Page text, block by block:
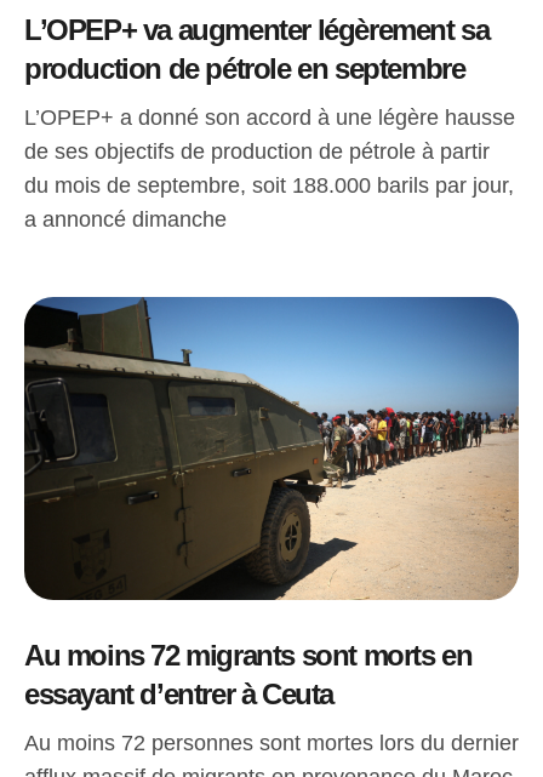
L’OPEP+ va augmenter légèrement sa
production de pétrole en septembre
L’OPEP+ a donné son accord à une légère hausse
de ses objectifs de production de pétrole à partir
du mois de septembre, soit 188.000 barils par jour,
a annoncé dimanche
Au moins 72 migrants sont morts en
essayant d’entrer à Ceuta
Au moins 72 personnes sont mortes lors du dernier